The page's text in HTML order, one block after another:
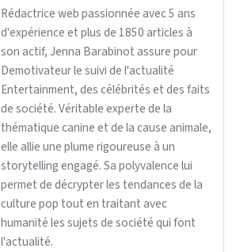
Rédactrice web passionnée avec 5 ans
d'expérience et plus de 1850 articles à
son actif, Jenna Barabinot assure pour
Demotivateur le suivi de l'actualité
Entertainment, des célébrités et des faits
de société. Véritable experte de la
thématique canine et de la cause animale,
elle allie une plume rigoureuse à un
storytelling engagé. Sa polyvalence lui
permet de décrypter les tendances de la
culture pop tout en traitant avec
humanité les sujets de société qui font
l'actualité.